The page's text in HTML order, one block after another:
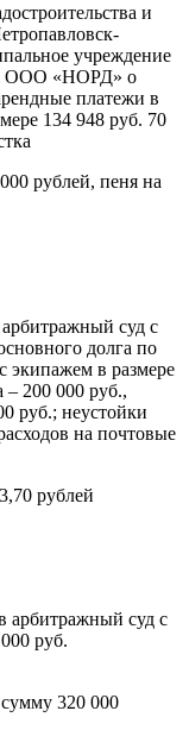
и
учреждение
к ООО «НОРД» о
платежи в
134 948 руб. 70
рублей, пеня на
суд с
долга по
экипажем в размере
– 200 000 руб.,
руб.; неустойки
на почтовые
рублей
арбитражный суд с
руб.
сумму 320 000